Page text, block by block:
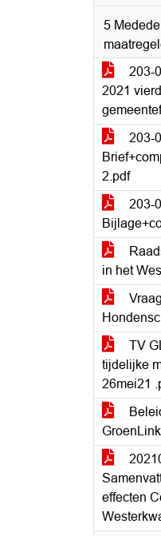
5
203-
2021
203-
2.pdf
203-
in het
TV
tijdelijke
26mei21
effecten